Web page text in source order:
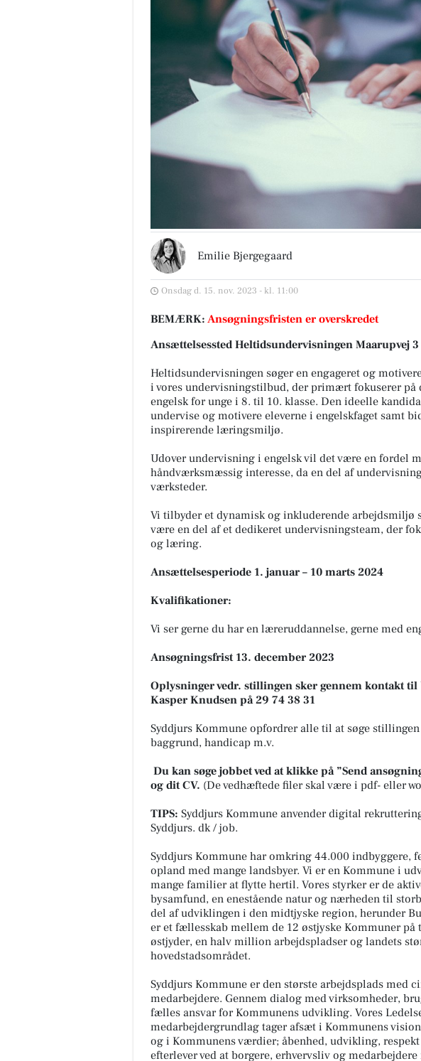
Emilie Bjergegaard
Onsdag d. 15. nov. 2023 - kl. 11:00
BEMÆRK: Ansøgningsfristen er overskredet
Ansættelsessted Heltidsundervisningen Maarupvej
Heltidsundervisningen søger en engageret og
i vores undervisningstilbud, der primært fokuserer på
engelsk for unge i 8. til 10. klasse. Den ideelle
undervise og motivere eleverne i engelskfaget samt
inspirerende læringsmiljø.
Udover undervisning i engelsk vil det være en fordel
håndværksmæssig interesse, da en del af
værksteder.
Vi tilbyder et dynamisk og inkluderende arbejdsmiljø
være en del af et dedikeret undervisningsteam, der
og læring.
Ansættelsesperiode 1. januar – 10 marts 2024
Kvalifikationer:
Vi ser gerne du har en læreruddannelse, gerne med
Ansøgningsfrist 13. december 2023
Oplysninger vedr. stillingen sker gennem kontakt til
Kasper Knudsen på 29 74 38 31
Syddjurs Kommune opfordrer alle til at søge
baggrund, handicap m.v.
Du kan søge jobbet ved at klikke på ”Send
og dit CV. (De vedhæftede filer skal være i pdf- eller
TIPS: Syddjurs Kommune anvender digital
Syddjurs. dk / job.
Syddjurs Kommune har omkring 44.000 indbyggere,
opland med mange landsbyer. Vi er en Kommune i
mange familier at flytte hertil. Vores styrker er de
bysamfund, en enestående natur og nærheden til
del af udviklingen i den midtjyske region, herunder
er et fællesskab mellem de 12 østjyske Kommuner
østjyder, en halv million arbejdspladser og landets
hovedstadsområdet.
Syddjurs Kommune er den største arbejdsplads med
medarbejdere. Gennem dialog med virksomheder,
fælles ansvar for Kommunens udvikling. Vores
medarbejdergrundlag tager afsæt i Kommunens
og i Kommunens værdier; åbenhed, udvikling,
efterlever ved at borgere, erhvervsliv og